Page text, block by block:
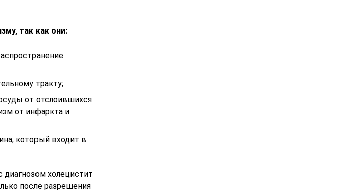
так как они:
тракту;
от отслоившихся
от инфаркта и
который входит в
диагнозом холецистит
после разрешения